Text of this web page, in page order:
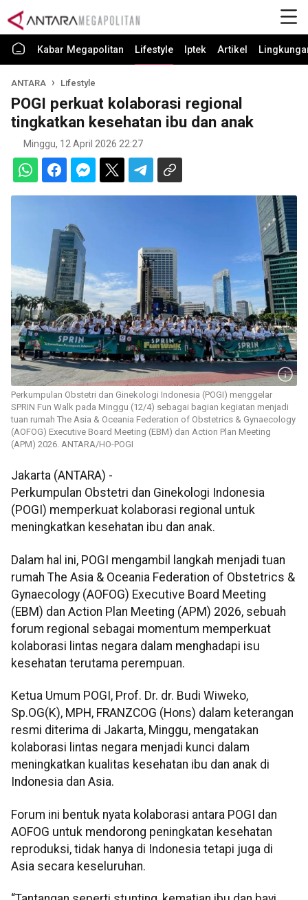
Kabar Megapolitan Lifestyle Iptek Artikel
ANTARA Lifestyle
POGI perkuat kolaborasi regional
tingkatkan kesehatan ibu dan anak
Minggu, 12 April 2026 22:27
Perkumpulan Obstetri dan Ginekologi Indonesia (POGI) menggelar
SPRIN Fun Walk pada Minggu (12/4) sebagai bagian kegiatan menjadi
tuan rumah The Asia & Oceania Federation of Obstetrics & Gynaecology
(AOFOG) Executive Board Meeting (EBM) dan Action Plan Meeting
(APM) 2026. ANTARA/HO-POGI
Jakarta (ANTARA) -
Perkumpulan Obstetri dan Ginekologi Indonesia
(POGI) memperkuat kolaborasi regional untuk
meningkatkan kesehatan ibu dan anak.
Dalam hal ini, POGI mengambil langkah menjadi tuan
rumah The Asia & Oceania Federation of Obstetrics &
Gynaecology (AOFOG) Executive Board Meeting
(EBM) dan Action Plan Meeting (APM) 2026, sebuah
forum regional sebagai momentum memperkuat
kolaborasi lintas negara dalam menghadapi isu
kesehatan terutama perempuan.
Ketua Umum POGI, Prof. Dr. dr. Budi Wiweko,
Sp.OG(K), MPH, FRANZCOG (Hons) dalam keterangan
resmi diterima di Jakarta, Minggu, mengatakan
kolaborasi lintas negara menjadi kunci dalam
meningkatkan kualitas kesehatan ibu dan anak di
Indonesia dan Asia.
Forum ini bentuk nyata kolaborasi antara POGI dan
AOFOG untuk mendorong peningkatan kesehatan
reproduksi, tidak hanya di Indonesia tetapi juga di
Asia secara keseluruhan.